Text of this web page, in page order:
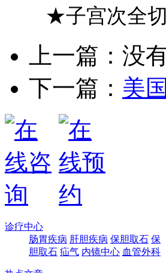
★子宫次全切
上一篇：没
下一篇： 美
诊疗中心
肠胃疾病 肝胆疾病 保胆取石 保
胆取石 疝气 内镜中心 血管外科